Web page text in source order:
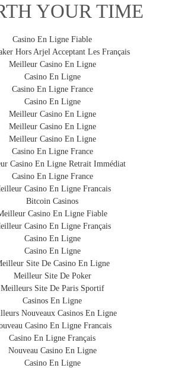
le personnel aéroportuaire n'a aucune
et flexible :pas besoin de remplir une
à chaque fois que vous voyagez ou
que votre étiquette fait partie intégrante
elle ne peut pas être arrachée.
une preuve visible de propriété réduit les
lois locales : de nombreux pays, aéroports,
compagnies aériennes requièrent
obligatoire des bagages.
le système de traçabilité de ma
de votre housse BibeliB sur le site
ou avec votre smartphone en flashant
bagage est égaré - comme 30 millions
par an.
aéroportuaire identifie immédiatement
parmi les autres bagages perdus et vous
localisation.
une alerte par email et par sms.
aéroportuaire vous restitue votre bagage.
INTELLIGENTE
système de traçabilité intégré permet de
retrouver votre valise.
SIMPLE
se met ou s’enlève en 30 secondes.
EXTENSIBLE
sur la majorité des valises qui vont en
soute (de 60 à 86 cm).
PROTECTRICE
votre valise contre les rayures et les
dommages légers.
YOUR TIME
Casino En Ligne Fiable
Hors Arjel Acceptant Les Français
Meilleur Casino En Ligne
Casino En Ligne
Casino En Ligne France
Casino En Ligne
Meilleur Casino En Ligne
Meilleur Casino En Ligne
Meilleur Casino En Ligne
Casino En Ligne France
Casino En Ligne Retrait Immédiat
Casino En Ligne France
Casino En Ligne Francais
Bitcoin Casinos
Casino En Ligne Fiable
Casino En Ligne Français
Casino En Ligne
Casino En Ligne
Site De Casino En Ligne
Meilleur Site De Poker
Meilleurs Site De Paris Sportif
Casinos En Ligne
Nouveaux Casinos En Ligne
Casino En Ligne Francais
Casino En Ligne Français
Nouveau Casino En Ligne
Casino En Ligne